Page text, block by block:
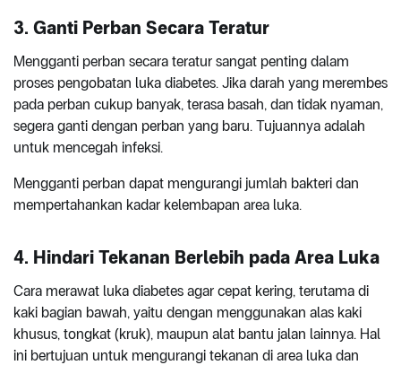
3. Ganti Perban Secara Teratur
Mengganti perban secara teratur sangat penting dalam
proses pengobatan luka diabetes. Jika darah yang merembes
pada perban cukup banyak, terasa basah, dan tidak nyaman,
segera ganti dengan perban yang baru. Tujuannya adalah
untuk mencegah infeksi.
Mengganti perban dapat mengurangi jumlah bakteri dan
mempertahankan kadar kelembapan area luka.
4. Hindari Tekanan Berlebih pada Area Luka
Cara merawat luka diabetes agar cepat kering, terutama di
kaki bagian bawah, yaitu dengan menggunakan alas kaki
khusus, tongkat (kruk), maupun alat bantu jalan lainnya. Hal
ini bertujuan untuk mengurangi tekanan di area luka dan